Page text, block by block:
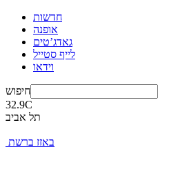
חדשות
אופנה
גאדג’טים
לייף סטייל
וידאו
חיפוש
32.9C
תל אביב
באזז ברשת